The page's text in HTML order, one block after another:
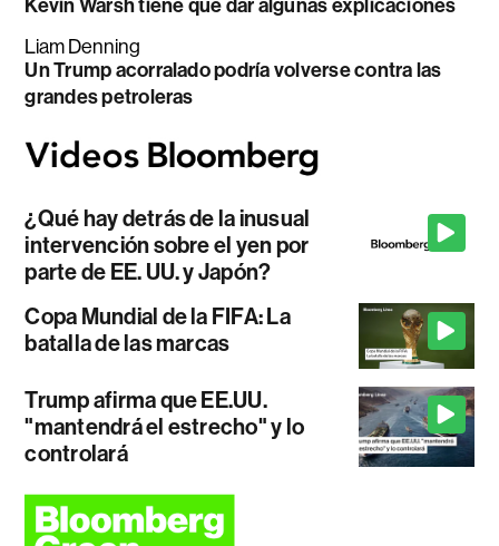
Kevin Warsh tiene que dar algunas explicaciones
Liam Denning
Un Trump acorralado podría volverse contra las
grandes petroleras
¿Qué hay detrás de la inusual
intervención sobre el yen por
parte de EE. UU. y Japón?
Copa Mundial de la FIFA: La
batalla de las marcas
Trump afirma que EE.UU.
"mantendrá el estrecho" y lo
controlará